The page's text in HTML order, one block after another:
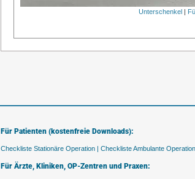
Unterschenkel
Für Patienten (kostenfreie Downloads):
Checkliste Stationäre Operation | Checkliste Ambulante Operation |
Für Ärzte, Kliniken, OP-Zentren und Praxen: